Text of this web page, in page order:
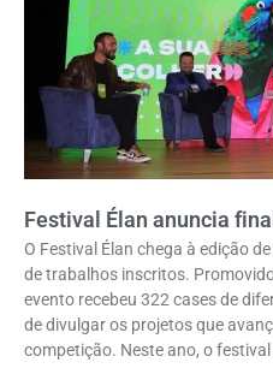
Festival Élan anuncia
O Festival Élan chega à edição
de trabalhos inscritos.
evento recebeu 322 cases de
de divulgar os projetos que
competição. Neste ano, o